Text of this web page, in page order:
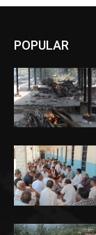
POPULAR